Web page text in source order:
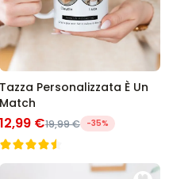
Tazza Personalizzata È Un
Match
12,99 €19,99 € -35%